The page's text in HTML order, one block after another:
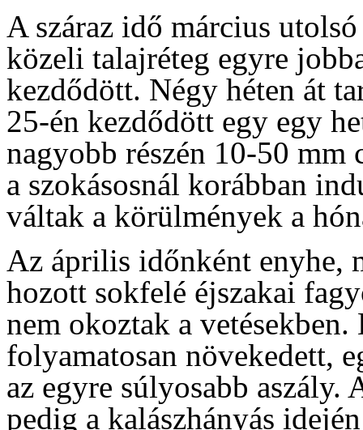
A száraz idő március
közeli talajréteg egyre
kezdődött. Négy héten át
25-én kezdődött egy egy
nagyobb részén 10-50 mm
a szokásosnál korábban
váltak a körülmények a
Az április időnként enyhe,
hozott sokfelé éjszakai
nem okoztak a
folyamatosan növekedett,
az egyre súlyosabb aszály.
pedig a kalászhányás